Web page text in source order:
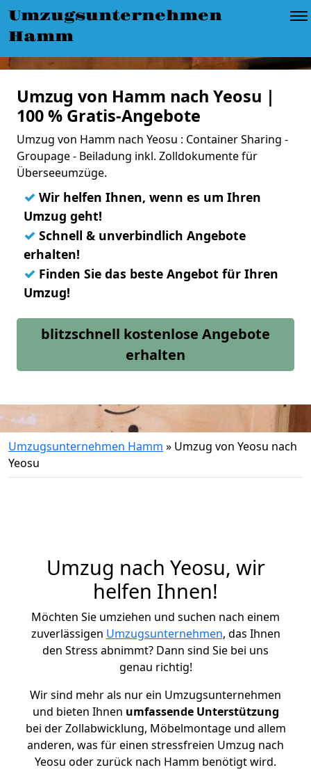
Umzugsunternehmen
Hamm
Umzug von Hamm nach Yeosu |
100 % Gratis-Angebote
Umzug von Hamm nach Yeosu : Container Sharing -
Groupage - Beiladung inkl. Zolldokumente für
Überseeumzüge.
✓ Wir helfen Ihnen, wenn es um Ihren
Umzug geht!
✓ Schnell & unverbindlich Angebote
erhalten!
✓ Finden Sie das beste Angebot für Ihren
Umzug!
blitzschnell kostenlose Angebote
erhalten
Umzugsunternehmen Hamm » Umzug von Yeosu nach
Yeosu
Umzug nach Yeosu, wir
helfen Ihnen!
Möchten Sie umziehen und suchen nach einem
zuverlässigen Umzugsunternehmen, das Ihnen
den Stress abnimmt? Dann sind Sie bei uns
genau richtig!
Wir sind mehr als nur ein Umzugsunternehmen
und bieten Ihnen umfassende Unterstützung
bei der Zollabwicklung, Möbelmontage und allem
anderen, was für einen stressfreien Umzug nach
Yeosu oder zurück nach Hamm benötigt wird.